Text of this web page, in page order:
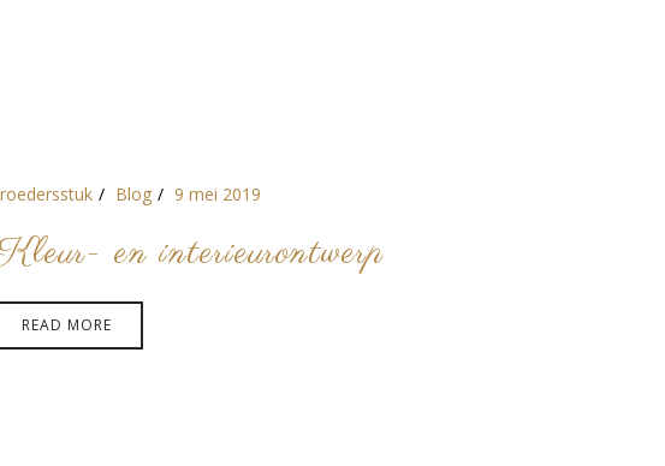
Blog 9 mei 2019
en interieurontwerp
READ MORE